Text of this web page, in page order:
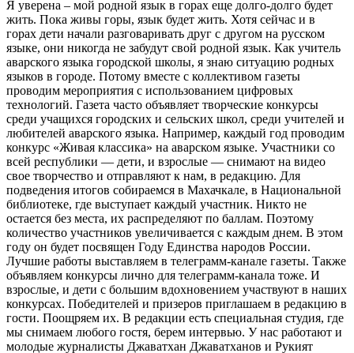
Я уверена – мой родной язык в горах еще долго-долго будет
жить. Пока живы горы, язык будет жить. Хотя сейчас и в
горах дети начали разговаривать друг с другом на русском
языке, они никогда не забудут свой родной язык. Как учитель
аварского языка городской школы, я знаю ситуацию родных
языков в городе. Потому вместе с коллективом газеты
проводим мероприятия с использованием цифровых
технологий. Газета часто объявляет творческие конкурсы
среди учащихся городских и сельских школ, среди учителей и
любителей аварского языка. Например, каждый год проводим
конкурс «Живая классика» на аварском языке. Участники со
всей республики — дети, и взрослые — снимают на видео
свое творчество и отправляют к нам, в редакцию. Для
подведения итогов собираемся в Махачкале, в Национальной
библиотеке, где выступает каждый участник. Никто не
остается без места, их распределяют по баллам. Поэтому
количество участников увеличивается с каждым днем. В этом
году он будет посвящен Году Единства народов России.
Лучшие работы выставляем в телеграмм-канале газеты. Также
объявляем конкурсы лично для телеграмм-канала тоже. И
взрослые, и дети с большим вдохновением участвуют в наших
конкурсах. Победителей и призеров приглашаем в редакцию в
гости. Поощряем их. В редакции есть специальная студия, где
мы снимаем любого гостя, берем интервью. У нас работают и
молодые журналисты Джаватхан Джаватханов и Рукият